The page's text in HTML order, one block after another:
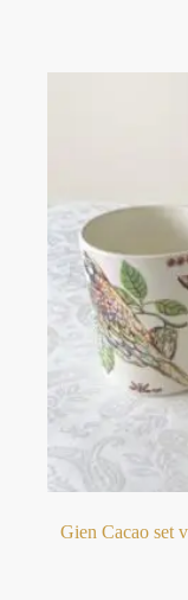
Gien Cacao set